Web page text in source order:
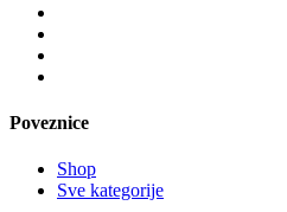
Poveznice
Shop
Sve kategorije